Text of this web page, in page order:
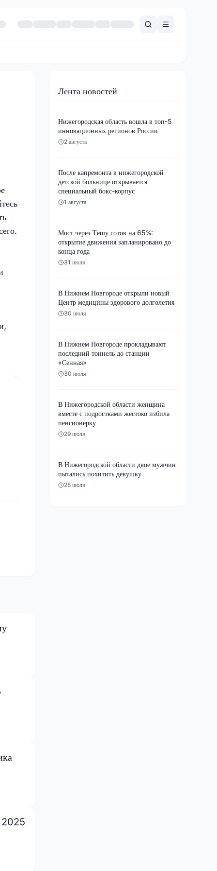
2025
Лента новостей
Нижегородская область вошла в топ-5
инновационных регионов России
2 августа
После капремонта в нижегородской
детской больнице открывается
специальный бокс-корпус
1 августа
Мост через Тёшу готов на 65%:
открытие движения запланировано до
конца года
31 июля
В Нижнем Новгороде открыли новый
Центр медицины здорового долголетия
30 июля
В Нижнем Новгороде прокладывают
последний тоннель до станции
«Сенная»
30 июля
В Нижегородской области женщина
вместе с подростками жестоко избила
пенсионерку
29 июля
В Нижегородской области двое мужчин
пытались похитить девушку
28 июля